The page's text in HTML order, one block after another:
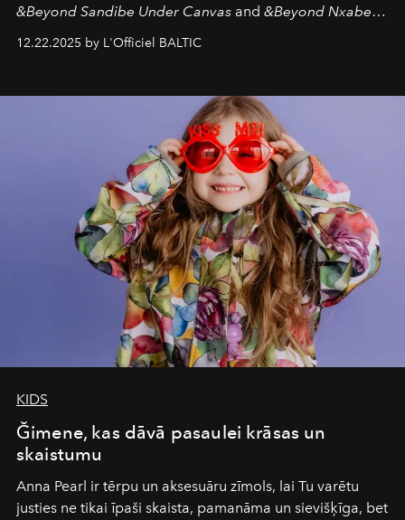
&Beyond Sandibe Under Canvas and &Beyond Nxabega
Under Canvas
. Together with the newly refurbished
&Beyond Chobe Under Canvas
iconic wild places, a journey offering a rare combination
of adventure, intimacy, and sustainability.
is not a lodge — it’s the wild, felt, heard,
and breathed — an experience where comfort and
wilderness merge so completely that you become part
12.22.2025 by L'Officiel BALTIC
KIDS
Ğimene, kas dāvā pasaulei krāsas un
skaistumu
Anna Pearl ir tērpu un aksesuāru zīmols, lai Tu varētu
justies ne tikai īpaši skaista, pamanāma un sievišķīga, bet